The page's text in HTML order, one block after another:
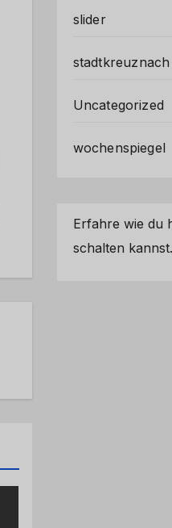
slider
stadtkreuznach
Uncategorized
wochenspiegel
Erfahre wie du
schalten kannst.